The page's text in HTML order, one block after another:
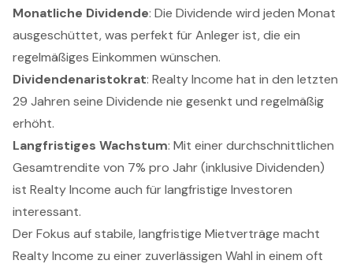
Monatliche Dividende: Die Dividende wird jeden Monat
ausgeschüttet, was perfekt für Anleger ist, die ein
regelmäßiges Einkommen wünschen.
Dividendenaristokrat: Realty Income hat in den letzten
29 Jahren seine Dividende nie gesenkt und regelmäßig
erhöht.
Langfristiges Wachstum: Mit einer durchschnittlichen
Gesamtrendite von 7% pro Jahr (inklusive Dividenden)
ist Realty Income auch für langfristige Investoren
interessant.
Der Fokus auf stabile, langfristige Mietverträge macht
Realty Income zu einer zuverlässigen Wahl in einem oft